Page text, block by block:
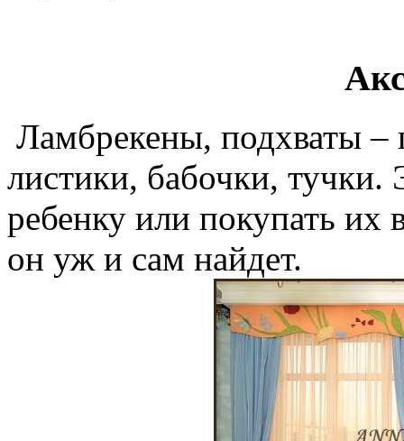
Ламбрекены, подхваты –
листики, бабочки,
ребенку или покупать
он уж и сам найдет.